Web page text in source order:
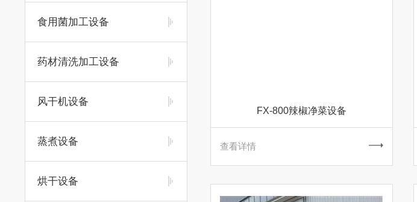
食用菌加工设备
药材清洗加工设备
风干机设备
蒸煮设备
烘干设备
FX-800辣椒净菜设备
查看详情